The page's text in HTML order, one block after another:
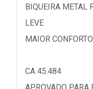
BIQUEIRA METAL
LEVE
MAIOR CONFORTO
CA 45.484